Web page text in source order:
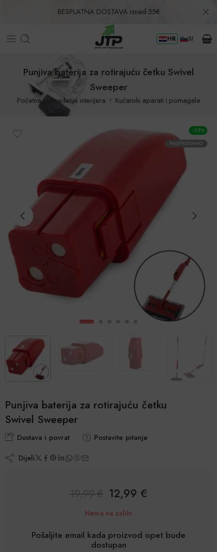
BESPLATNA DOSTAVA iznad 55€
Povrat u roku od 30 dana! HR SI
Punjiva baterija za rotirajuću četku Swivel
Sweeper
Početna Uređenje interijera Kućanski aparati i pomagala
-35%
RASPRODANO
Punjiva baterija za rotirajuću četku
Swivel Sweeper
Dostava i povrat Postavite pitanje
Dijeli
19,99€ 12,99 €
Nema na zalihi
Pošaljite email kada proizvod opet bude
dostupan